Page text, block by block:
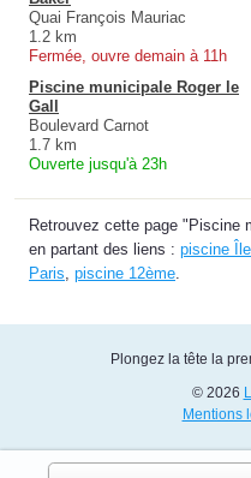
Quai François Mauriac
1.2 km
Fermée, ouvre demain à 11h
Piscine municipale Roger le
Gall
Boulevard Carnot
1.7 km
Ouverte jusqu'à 23h
Retrouvez cette page "Piscine
en partant des liens : piscine
Paris, piscine 12ème.
Plongez la tête la
© 2026
Mentions